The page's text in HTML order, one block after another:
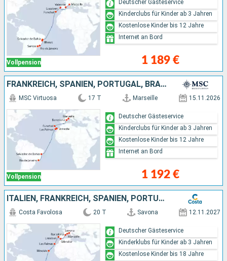
Vollpension 1 189 €
Deutscher Gästeservice
Kinderclubs für Kinder ab 3 Jahren
Kostenlose Kinder bis 12 Jahre
Internet an Bord
FRANKREICH, SPANIEN, PORTUGAL, BRASILIEN
Vollpension
MSC Virtuosa 17 T Marseille 15.11.2026
1 192 €
Deutscher Gästeservice
Kinderclubs für Kinder ab 3 Jahren
Kostenlose Kinder bis 12 Jahre
Internet an Bord
ITALIEN, FRANKREICH, SPANIEN, PORTUGAL, KAP VERDE, BRASILIEN
Costa Favolosa 20 T Savona 12.11.2027
Deutscher Gästeservice
Kinderklubs für Kinder ab 3 Jahren
Kostenlose Kinder bis 18 Jahre